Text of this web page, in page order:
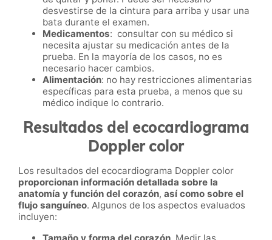
desvestirse de la cintura para arriba y usar una
bata durante el examen.
Medicamentos: consultar con su médico si
necesita ajustar su medicación antes de la
prueba. En la mayoría de los casos, no es
necesario hacer cambios.
Alimentación: no hay restricciones alimentarias
específicas para esta prueba, a menos que su
médico indique lo contrario.
Resultados del ecocardiograma
Doppler color
Los resultados del ecocardiograma Doppler color
proporcionan información detallada sobre la
anatomía y función del corazón, así como sobre el
flujo sanguíneo. Algunos de los aspectos evaluados
incluyen: